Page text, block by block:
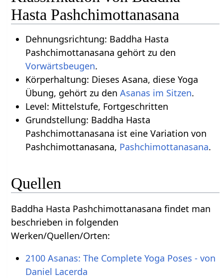
Hasta Pashchimottanasana
Dehnungsrichtung: Baddha Hasta
Pashchimottanasana gehört zu den
Vorwärtsbeugen.
Körperhaltung: Dieses Asana, diese Yoga
Übung, gehört zu den Asanas im Sitzen.
Level: Mittelstufe, Fortgeschritten
Grundstellung: Baddha Hasta
Pashchimottanasana ist eine Variation von
Pashchimottanasana, Pashchimottanasana.
Quellen
Baddha Hasta Pashchimottanasana findet man
beschrieben in folgenden
Werken/Quellen/Orten:
2100 Asanas: The Complete Yoga Poses - von
Daniel Lacerda